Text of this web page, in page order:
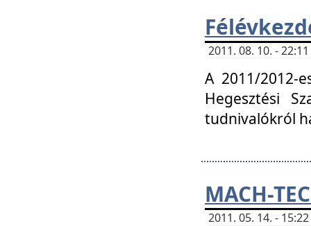
2011. 08. 10. -
A 2011/2012-
Hegesztési
tudnivalókról
MACH-
2011. 05. 14. -